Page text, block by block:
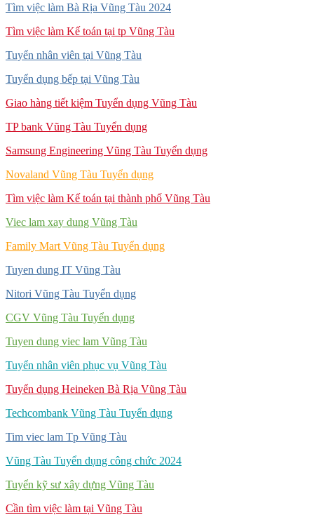
Tìm việc làm Bà Rịa Vũng Tàu 2024
Tìm việc làm Kế toán tại tp Vũng Tàu
Tuyển nhân viên tại Vũng Tàu
Tuyển dụng bếp tại Vũng Tàu
Giao hàng tiết kiệm Tuyển dụng Vũng Tàu
TP bank Vũng Tàu Tuyển dụng
Samsung Engineering Vũng Tàu Tuyển dụng
Novaland Vũng Tàu Tuyển dụng
Tìm việc làm Kế toán tại thành phố Vũng Tàu
Viec lam xay dung Vũng Tàu
Family Mart Vũng Tàu Tuyển dụng
Tuyen dung IT Vũng Tàu
Nitori Vũng Tàu Tuyển dụng
CGV Vũng Tàu Tuyển dụng
Tuyen dung viec lam Vũng Tàu
Tuyển nhân viên phục vụ Vũng Tàu
Tuyển dụng Heineken Bà Rịa Vũng Tàu
Techcombank Vũng Tàu Tuyển dụng
Tim viec lam Tp Vũng Tàu
Vũng Tàu Tuyển dụng công chức 2024
Tuyển kỹ sư xây dựng Vũng Tàu
Cần tìm việc làm tại Vũng Tàu